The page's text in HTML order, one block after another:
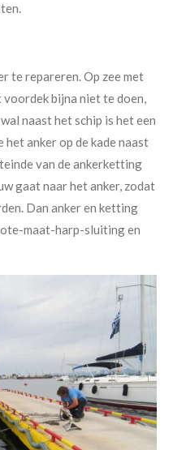
te repareren. Op zee met
bijna niet te doen,
naast het schip is het een
anker op de kade naast
van de ankerketting
gaat naar het anker, zodat
Dan anker en ketting
maat-harp-sluiting en